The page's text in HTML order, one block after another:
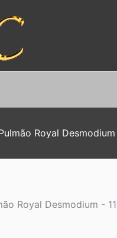
Royal
Royal Desmodium -